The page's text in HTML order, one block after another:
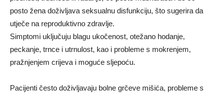
posto žena doživljava seksualnu disfunkciju, što sugerira da
utječe na reproduktivno zdravlje.
Simptomi uključuju blagu ukočenost, otežano hodanje,
peckanje, trnce i utrnulost, kao i probleme s mokrenjem,
pražnjenjem crijeva i moguće sljepoću.
Pacijenti često doživljavaju bolne grčeve mišića, probleme s